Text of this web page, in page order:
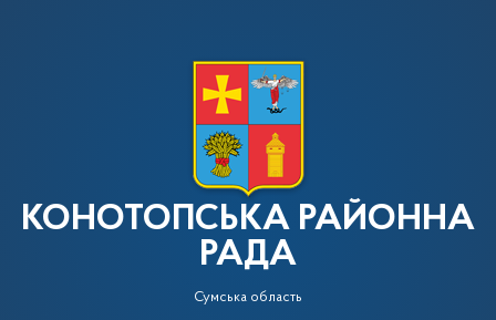
КОНОТОПСЬКА РАЙОННА
РАДА
Сумська область